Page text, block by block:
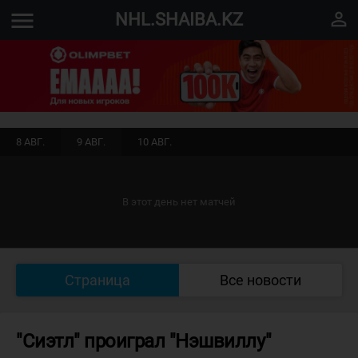
menu NHL.SHAIBA.KZ perm_identity
8 АВГ. 9 АВГ. 10 АВГ.
В этот день нет матчей
Страница Все новости
"Сиэтл" проиграл "Нэшвиллу"